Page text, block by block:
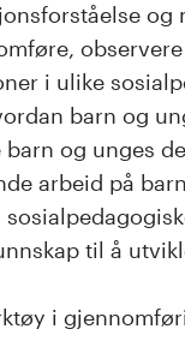
i ulike
barn og
og unges
arbeid på
til å
i